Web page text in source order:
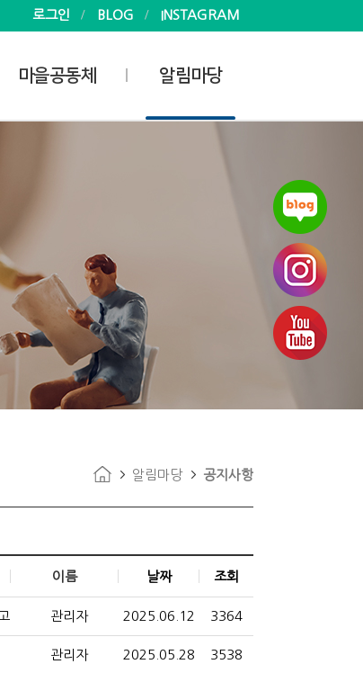
로그인 BLOG INSTAGRAM
마을공동체 알림마당
알림마당 공지사항
이름 날짜 조회
관리자 2025.06.12 3364
관리자 2025.05.28 3538